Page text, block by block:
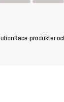
produkter